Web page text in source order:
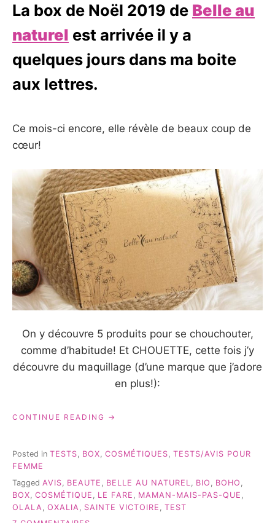
La box de Noël 2019 de Belle au
naturel est arrivée il y a
quelques jours dans ma boite
aux lettres.
Ce mois-ci encore, elle révèle de beaux coup de
cœur!
On y découvre 5 produits pour se chouchouter,
comme d’habitude! Et CHOUETTE, cette fois j’y
découvre du maquillage (d’une marque que j’adore
en plus!):
CONTINUE READING « LA
NOËL
BELLE
AU
NATUREL »
Posted in TESTS, BOX, COSMÉTIQUES, TESTS/AVIS POUR
FEMME
Tagged AVIS BEAUTE BELLE AU NATUREL BIO BOHO
BOX COSMÉTIQUE LE FARE MAMAN-MAIS-PAS-QUE
OLALA
OXALIA SAINTE VICTOIRE
TEST